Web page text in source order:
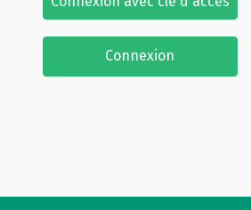
Connexion